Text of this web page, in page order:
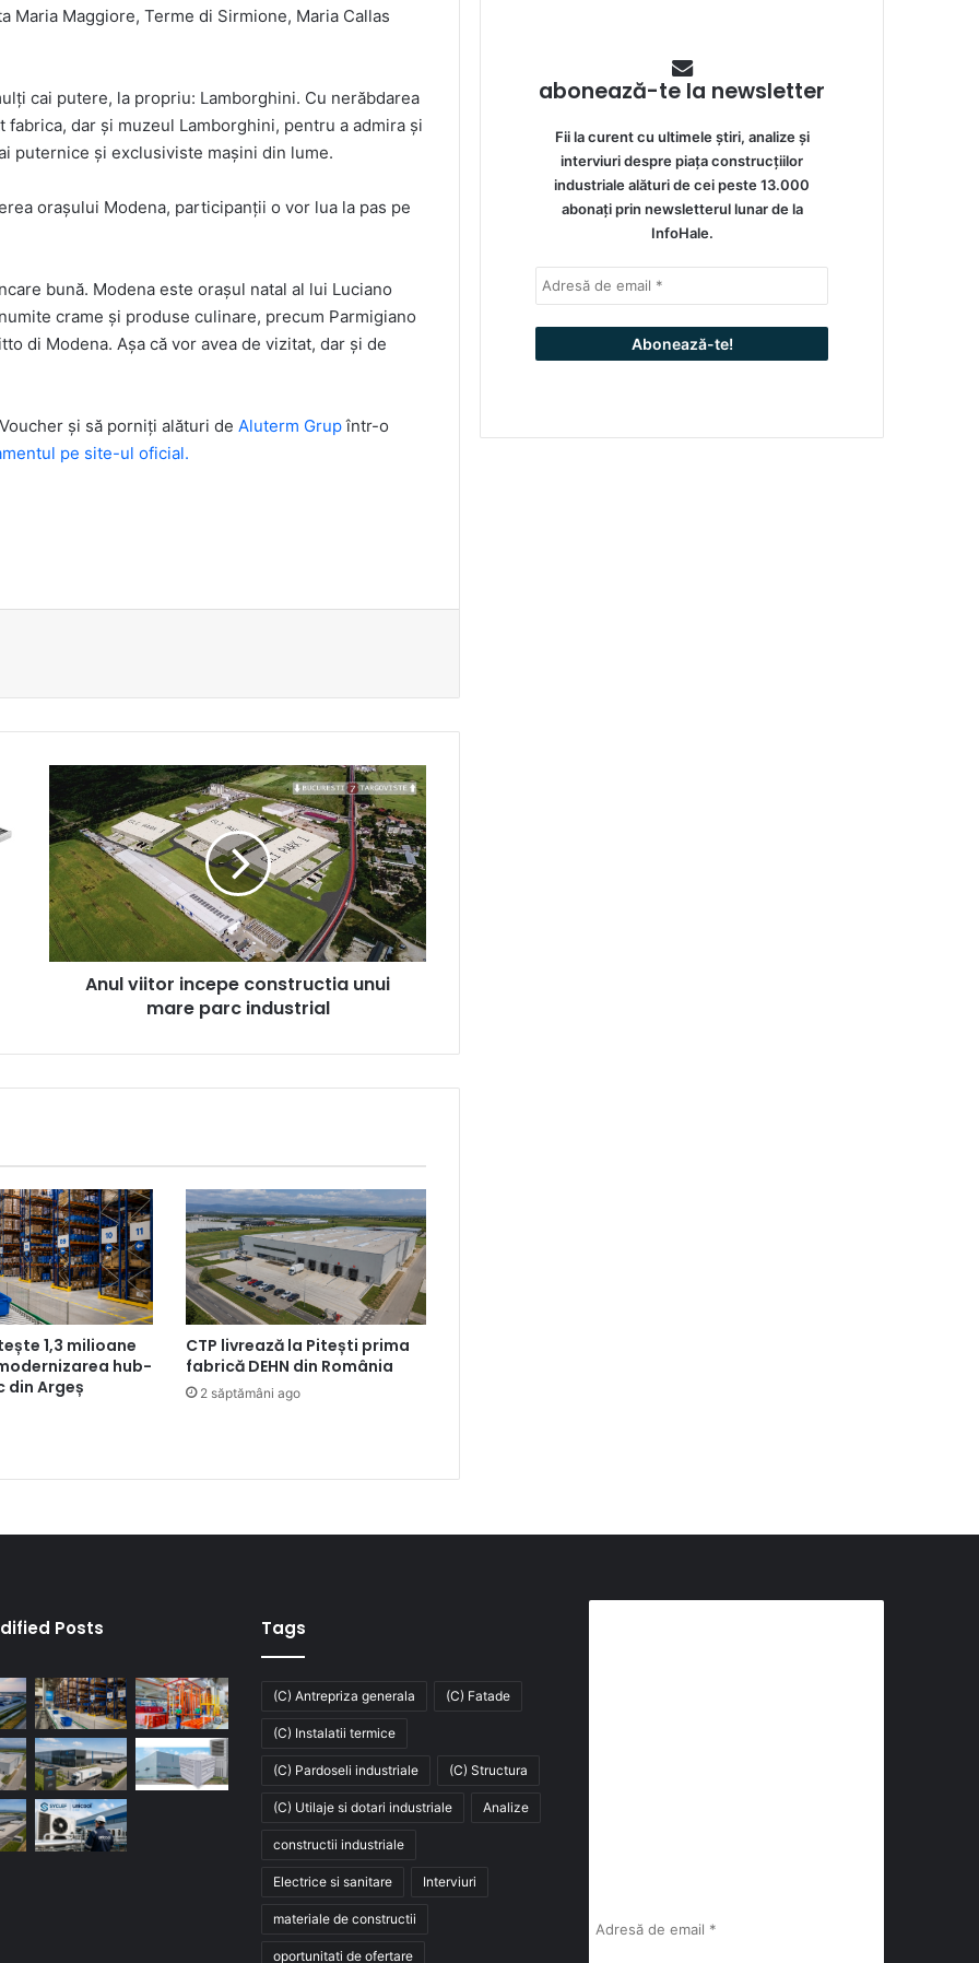
Maria Maggiore, Terme di Sirmione, Maria Callas
cai putere, la propriu: Lamborghini. Cu nerăbdarea
dar și muzeul Lamborghini, pentru a admira și
puternice și exclusiviste mașini din lume.
orașului Modena, participanții o vor lua la pas pe
bună. Modena este orașul natal al lui Luciano
crame și produse culinare, precum Parmigiano
di Modena. Așa că vor avea de vizitat, dar și de
și să porniți alături de Aluterm Grupîntr-o
pe site-ul oficial.
Anul
viitor
incepe
constructia
unui
mare
parc
industrial
Anul viitor incepe constructia unui
mare parc industrial
1,3 milioane
hub-
din Argeș
CTP livrează la Pitești prima
fabrică DEHN din România
2 săptămâni ago
abonează-te la newsletter
Fii la curent cu ultimele știri, analize și
interviuri despre piața construcțiilor
industriale alături de cei peste 13.000
abonați prin newsletterul lunar de la
InfoHale.
Posts Tags
(C) Antrepriza generala (C) Fatade
(C) Instalatii termice
(C) Pardoseli industriale (C) Structura
(C) Utilaje si dotari industriale Analize
constructii industriale
Electrice si sanitare Interviuri
materiale de constructii
oportunitati de ofertare